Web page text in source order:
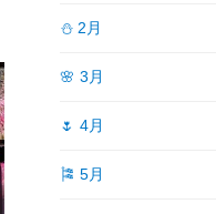
⛄ 2月
🌸 3月
🌷 4月
🎏 5月